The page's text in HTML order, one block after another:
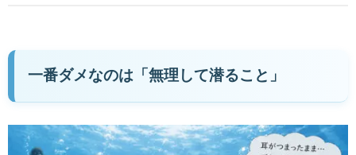
一番ダメなのは「無理して潜ること」